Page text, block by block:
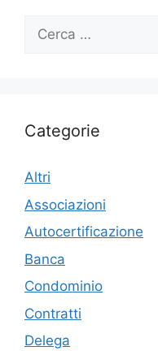
Ricerca
Categorie
Altri
Associazioni
Autocertificazione
Banca
Condominio
Contratti
Delega